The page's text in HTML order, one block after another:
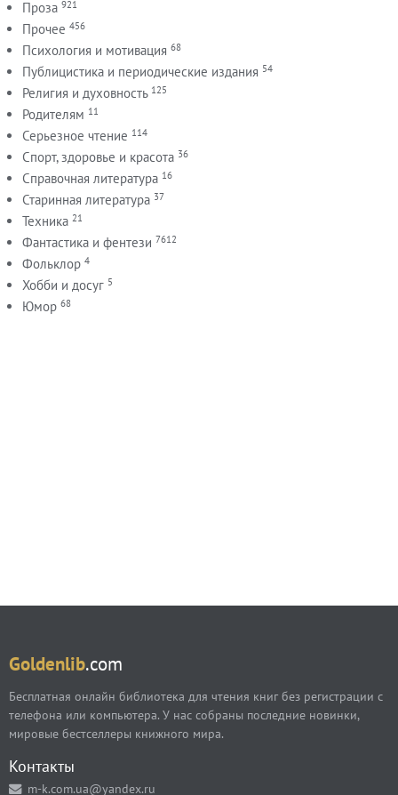
Проза 921
Прочее 456
Психология и мотивация 68
Публицистика и периодические издания 54
Религия и духовность 125
Родителям 11
Серьезное чтение 114
Спорт, здоровье и красота 36
Справочная литература 16
Старинная литература 37
Техника 21
Фантастика и фентези 7612
Фольклор 4
Хобби и досуг 5
Юмор 68
Goldenlib.com
Бесплатная онлайн библиотека для чтения книг без регистрации с
телефона или компьютера. У нас собраны последние новинки,
мировые бестселлеры книжного мира.
Контакты
m-k.com.ua@yandex.ru